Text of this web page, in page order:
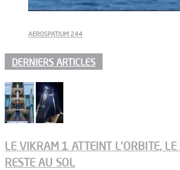
AEROSPATIUM 244
DERNIERS ARTICLES
LE VIKRAM 1 ATTEINT L’ORBITE,
RESTE AU SOL